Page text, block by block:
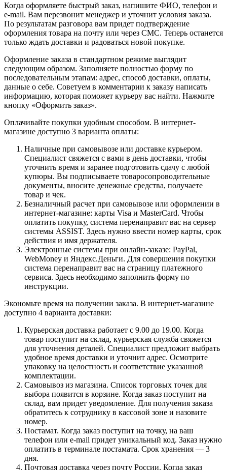
Когда оформляете быстрый заказ, напишите ФИО, телефон и
e-mail. Вам перезвонит менеджер и уточнит условия заказа.
По результатам разговора вам придет подтверждение
оформления товара на почту или через СМС. Теперь останется
только ждать доставки и радоваться новой покупке.
Оформление заказа в стандартном режиме выглядит
следующим образом. Заполняете полностью форму по
последовательным этапам: адрес, способ доставки, оплаты,
данные о себе. Советуем в комментарии к заказу написать
информацию, которая поможет курьеру вас найти. Нажмите
кнопку «Оформить заказ».
Оплачивайте покупки удобным способом. В интернет-
магазине доступно 3 варианта оплаты:
Наличные при самовывозе или доставке курьером.
Специалист свяжется с вами в день доставки, чтобы
уточнить время и заранее подготовить сдачу с любой
купюры. Вы подписываете товаросопроводительные
документы, вносите денежные средства, получаете
товар и чек.
Безналичный расчет при самовывозе или оформлении в
интернет-магазине: карты Visa и MasterCard. Чтобы
оплатить покупку, система перенаправит вас на сервер
системы ASSIST. Здесь нужно ввести номер карты, срок
действия и имя держателя.
Электронные системы при онлайн-заказе: PayPal,
WebMoney и Яндекс.Деньги. Для совершения покупки
система перенаправит вас на страницу платежного
сервиса. Здесь необходимо заполнить форму по
инструкции.
Экономьте время на получении заказа. В интернет-магазине
доступно 4 варианта доставки:
Курьерская доставка работает с 9.00 до 19.00. Когда
товар поступит на склад, курьерская служба свяжется
для уточнения деталей. Специалист предложит выбрать
удобное время доставки и уточнит адрес. Осмотрите
упаковку на целостность и соответствие указанной
комплектации.
Самовывоз из магазина. Список торговых точек для
выбора появится в корзине. Когда заказ поступит на
склад, вам придет уведомление. Для получения заказа
обратитесь к сотруднику в кассовой зоне и назовите
номер.
Постамат. Когда заказ поступит на точку, на ваш
телефон или e-mail придет уникальный код. Заказ нужно
оплатить в терминале постамата. Срок хранения — 3
дня.
Почтовая доставка через почту России. Когда заказ